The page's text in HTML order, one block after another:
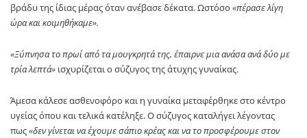
βράδυ της ίδιας μέρας όταν ανέβασε δέκατα. Ωστόσο «πέρασε λίγη
ώρα και κοιμηθήκαμε».
«Ξύπνησα το πρωί από τα μουγκρητά της, έπαιρνε μια ανάσα ανά δύο με
τρία λεπτά» ισχυρίζεται ο σύζυγος της άτυχης γυναίκας.
Άμεσα κάλεσε ασθενοφόρο και η γυναίκα μεταφέρθηκε στο κέντρο
υγείας όπου και τελικά κατέληξε. Ο σύζυγος καταλήγει λέγοντας
πως«δεν γίνεται να έχουμε σάπιο κρέας και να το προσφέρουμε στον